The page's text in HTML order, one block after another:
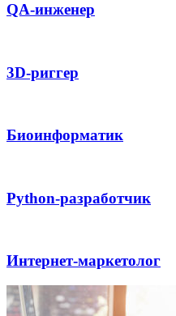
QA-инженер
3D-риггер
Биоинформатик
Python-разработчик
Интернет-маркетолог